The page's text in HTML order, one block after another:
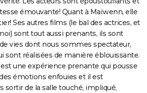
émouvante! Quant à Maïwenn, elle
Ses autres films (le bal des actrices, et
sont tout aussi prenants, ils sont
vies dont nous sommes spectateur,
sont réalisées de manière éblouissante.
une expérience prenante qui pousse
émotions enfouies et il est
sortir de la salle touché, impliqué,